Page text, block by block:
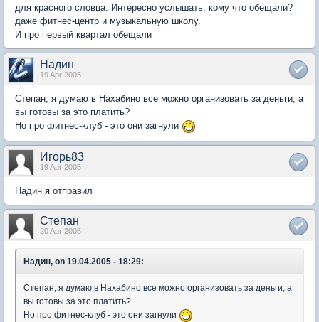
для красного словца. Интересно услышать, кому что обещали?
даже фитнес-центр и музыкальную школу.
И про первый квартал обещали
Надин
19 Apr 2005
Степан, я думаю в Нахабино все можно организовать за деньги, а
вы готовы за это платить?
Но про фитнес-клуб - это они загнули
Игорь83
19 Apr 2005
Надин я отправил
Степан
20 Apr 2005
Надин, on 19.04.2005 - 18:29:
Степан, я думаю в Нахабино все можно организовать за деньги, а
вы готовы за это платить?
Но про фитнес-клуб - это они загнули